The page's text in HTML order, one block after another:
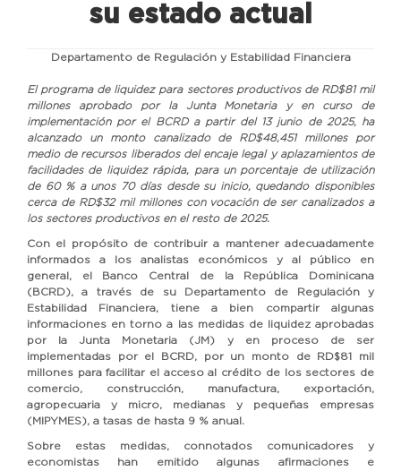
su estado actual
Departamento de Regulación y Estabilidad Financiera
El programa de liquidez para sectores productivos de RD$81 mil
millones aprobado por la Junta Monetaria y en curso de
implementación por el BCRD a partir del 13 junio de 2025, ha
alcanzado un monto canalizado de RD$48,451 millones por
medio de recursos liberados del encaje legal y aplazamientos de
facilidades de liquidez rápida, para un porcentaje de utilización
de 60 % a unos 70 días desde su inicio, quedando disponibles
cerca de RD$32 mil millones con vocación de ser canalizados a
los sectores productivos en el resto de 2025.
Con el propósito de contribuir a mantener adecuadamente
informados a los analistas económicos y al público en
general, el Banco Central de la República Dominicana
(BCRD), a través de su Departamento de Regulación y
Estabilidad Financiera, tiene a bien compartir algunas
informaciones en torno a las medidas de liquidez aprobadas
por la Junta Monetaria (JM) y en proceso de ser
implementadas por el BCRD, por un monto de RD$81 mil
millones para facilitar el acceso al crédito de los sectores de
comercio, construcción, manufactura, exportación,
agropecuaria y micro, medianas y pequeñas empresas
(MIPYMES), a tasas de hasta 9 % anual.
Sobre estas medidas, connotados comunicadores y
economistas han emitido algunas afirmaciones e